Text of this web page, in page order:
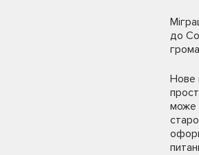
до
Нове
може